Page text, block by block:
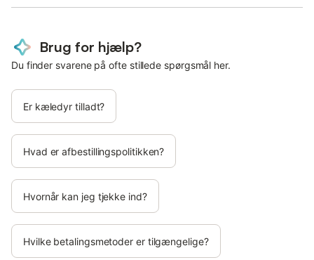
Brug for hjælp?
Du finder svarene på ofte stillede spørgsmål her.
Er kæledyr tilladt?
Hvad er afbestillingspolitikken?
Hvornår kan jeg tjekke ind?
Hvilke betalingsmetoder er tilgængelige?